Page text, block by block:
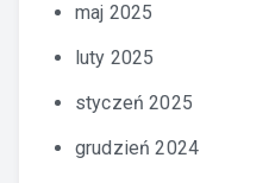
maj 2025
luty 2025
styczeń 2025
grudzień 2024